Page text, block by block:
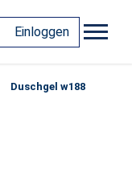
Einloggen
Duschgel w188